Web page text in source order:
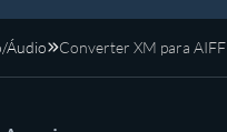
Áudio Converter XM para AIFF